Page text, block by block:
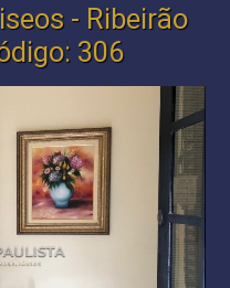
- Ribeirão
306